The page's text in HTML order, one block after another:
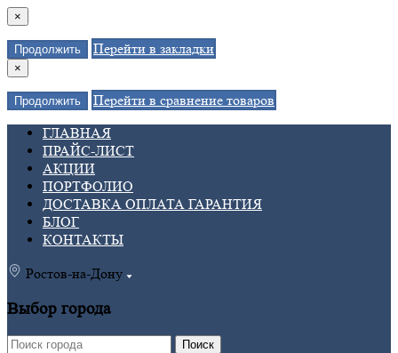
×
Продолжить Перейти в закладки
×
Продолжить
Перейти в сравнение товаров
ГЛАВНАЯ
ПРАЙС-ЛИСТ
АКЦИИ
ПОРТФОЛИО
ДОСТАВКА ОПЛАТА ГАРАНТИЯ
БЛОГ
КОНТАКТЫ
Ростов-на-Дону
Выбор города
Поиск